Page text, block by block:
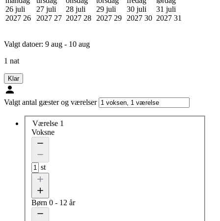
26 juli
2027 26
27 juli
2027 27
28 juli
2027 28
29 juli
2027 29
30 juli
2027 30
31 juli
2027 31
Valgt datoer: 9 aug - 10 aug
1 nat
Klar
Valgt antal gæster og værelser
Værelse 1
Voksne
st
Børn 0 - 12 år